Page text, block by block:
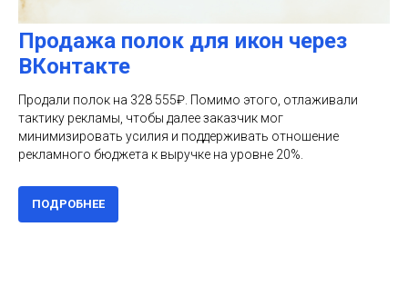
Продажа полок для икон через
ВКонтакте
Продали полок на 328 555₽. Помимо этого, отлаживали
тактику рекламы, чтобы далее заказчик мог
минимизировать усилия и поддерживать отношение
рекламного бюджета к выручке на уровне 20%.
ПОДРОБНЕЕ